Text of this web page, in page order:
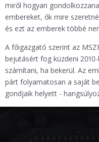
miről hogyan
embereket, ők mire
és ezt az emberek többé
A főigazgató szerint az
bejutásért fog küzdeni
számítani, ha bekerül. Az
párt folyamatosan a saját
gondjaik helyett -